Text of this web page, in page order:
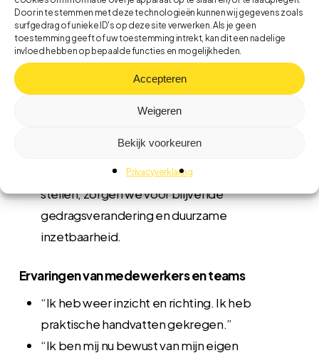
Door in te stemmen met deze technologieën kunnen wij gegevens zoals
surfgedrag of unieke ID's op deze site verwerken. Als je geen
toestemming geeft of uw toestemming intrekt, kan dit een nadelige
invloed hebben op bepaalde functies en mogelijkheden.
Accepteren
Weigeren
Bekijk voorkeuren
Privacyverklaring
Vitalere medewerkers en meer werkplezier
Minder verzuim en snellere re-integratie
Verbeterde samenwerking en communicatie
Duurzaam herstel van de balans tussen werk en
Door steeds de menselijke maat centraal te
stellen, zorgen we voor blijvende
gedragsverandering en duurzame
inzetbaarheid.
Ervaringen van medewerkers en teams
“Ik heb weer inzicht en richting. Ik heb
praktische handvatten gekregen.”
“Ik ben mij nu bewust van mijn eigen